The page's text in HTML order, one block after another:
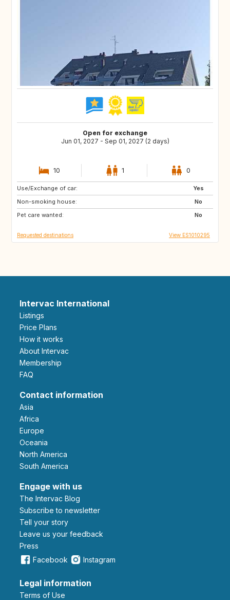
Open for exchange
Jun 01, 2027 - Sep 01, 2027 (2 days)
10 1 0
Use/Exchange of car:
Yes
Non-smoking house:
No
Pet care wanted:
No
PT
ES
Requested destinations View ES1010295
Intervac International
Listings
Price Plans
How it works
About Intervac
Membership
FAQ
Contact information
Asia
Africa
Europe
Oceania
North America
South America
Engage with us
The Intervac Blog
Subscribe to newsletter
Tell your story
leave us your feedback
Press
Facebook
Instagram
Legal information
Terms of Use